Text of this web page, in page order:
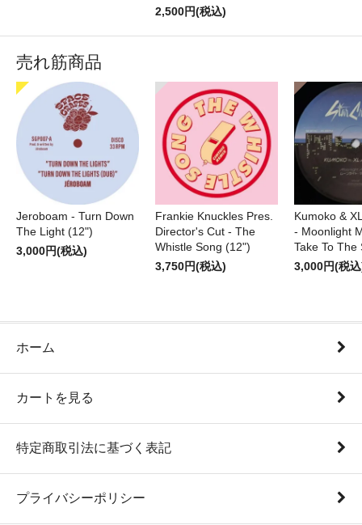
2,500円(税込)
売れ筋商品
Jeroboam - Turn Down
The Light (12")
3,000円(税込)
Frankie Knuckles Pres.
Director's Cut - The
Whistle Song (12")
3,750円(税込)
Kumoko &
- Moonlight
Take To The
3,000円(税
ホーム
カートを見る
特定商取引法に基づく表記
プライバシーポリシー